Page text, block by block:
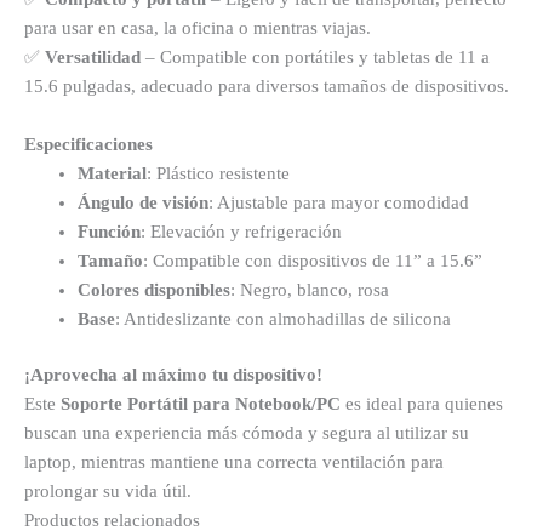
para usar en casa, la oficina o mientras viajas.
✅ Versatilidad – Compatible con portátiles y tabletas de 11 a
15.6 pulgadas, adecuado para diversos tamaños de dispositivos.
Especificaciones
Material: Plástico resistente
Ángulo de visión: Ajustable para mayor comodidad
Función: Elevación y refrigeración
Tamaño: Compatible con dispositivos de 11” a 15.6”
Colores disponibles: Negro, blanco, rosa
Base: Antideslizante con almohadillas de silicona
¡Aprovecha al máximo tu dispositivo!
Este Soporte Portátil para Notebook/PC es ideal para quienes
buscan una experiencia más cómoda y segura al utilizar su
laptop, mientras mantiene una correcta ventilación para
prolongar su vida útil.
Productos relacionados